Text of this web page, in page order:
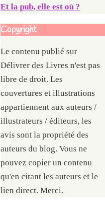
Et la pub, elle est où ?
Copyright
Le contenu publié sur
Délivrer des Livres n'est pas
libre de droit. Les
couvertures et illustrations
appartiennent aux auteurs /
illustrateurs / éditeurs, les
avis sont la propriété des
auteurs du blog. Vous ne
pouvez copier un contenu
qu'en citant les auteurs et le
lien direct. Merci.